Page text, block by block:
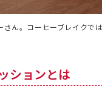
ん。コーヒーブレイクで
ションとは